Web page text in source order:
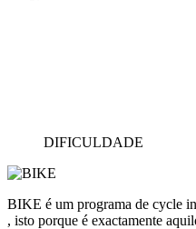
DIFICULDADE
BIKE é um programa de cycle
, isto porque é exactamente